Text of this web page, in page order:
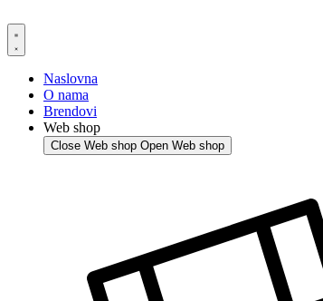
to
content
Naslovna
O nama
Brendovi
Web shop
Close Web shop Open Web shop